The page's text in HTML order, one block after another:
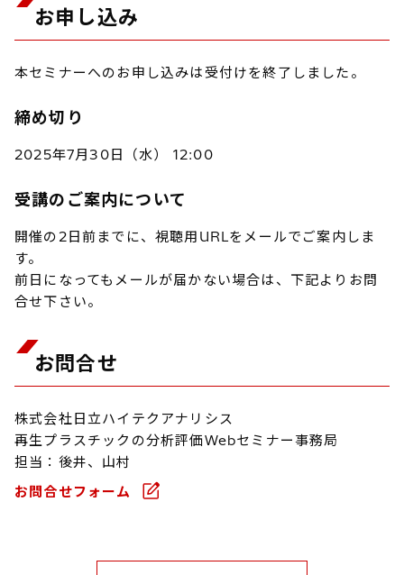
お申し込み
本セミナーへのお申し込みは受付けを終了しました。
締め切り
2025年7月30日（水） 12:00
受講のご案内について
開催の2日前までに、視聴用URLをメールでご案内しま
す。
前日になってもメールが届かない場合は、下記よりお問
合せ下さい。
お問合せ
株式会社日立ハイテクアナリシス
再生プラスチックの分析評価Webセミナー事務局
担当：後井、山村
お問合せフォーム